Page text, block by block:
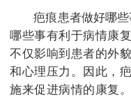
疤痕患者做好哪些
哪些事有利于病情康
不仅影响到患者的外
和心理压力。因此，
施来促进病情的康复